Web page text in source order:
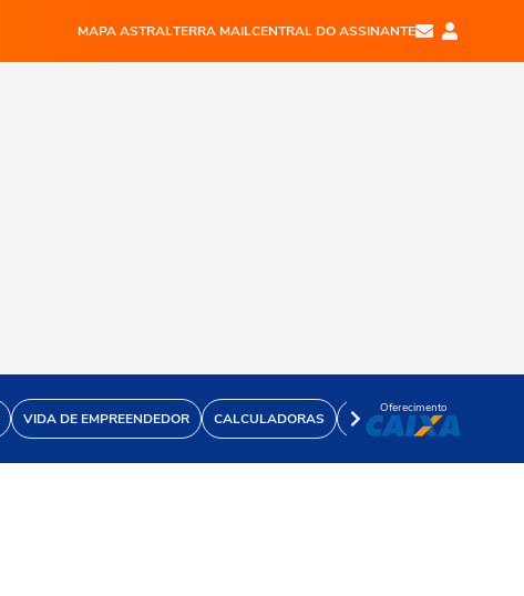
MAPA ASTRALTERRA MAILCENTRAL DO ASSINANTE
VIDA DE EMPREENDEDOR CALCULADORAS VÍDEOS
Oferecimento